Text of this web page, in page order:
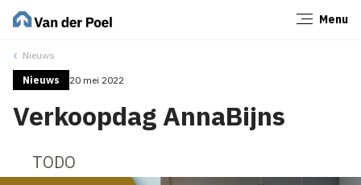
Menu
Nieuws
Nieuws 20 mei 2022
Verkoopdag AnnaBijns
TODO
Sluiten